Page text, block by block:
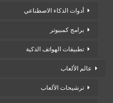
أدوات الذكاء الاصطناعي
برامج كمبيوتر
تطبيقات الهواتف الذكية
عالم الألعاب
ترشيحات الألعاب